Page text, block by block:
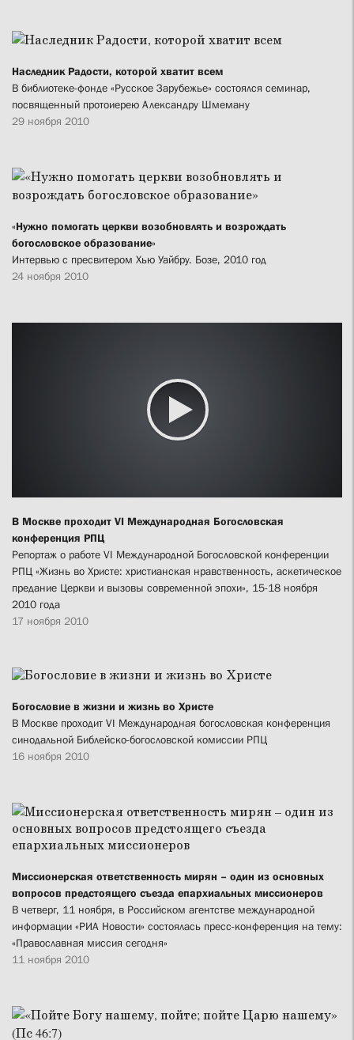
Наследник Радости, которой хватит всем
В библиотеке-фонде «Русское Зарубежье» состоялся семинар,
посвященный протоиерею Александру Шмеману
29 ноября 2010
«Нужно помогать церкви возобновлять и возрождать
богословское образование»
Интервью с пресвитером Хью Уайбру. Бозе, 2010 год
24 ноября 2010
В Москве проходит VI Международная Богословская
конференция РПЦ
Репортаж о работе VI Международной Богословской конференции
РПЦ «Жизнь во Христе: христианская нравственность, аскетическое
предание Церкви и вызовы современной эпохи», 15-18 ноября
2010 года
17 ноября 2010
Богословие в жизни и жизнь во Христе
В Москве проходит VI Международная богословская конференция
синодальной Библейско-богословской комиссии РПЦ
16 ноября 2010
Миссионерская ответственность мирян – один из основных
вопросов предстоящего съезда епархиальных миссионеров
В четверг, 11 ноября, в Российском агентстве международной
информации «РИА Новости» состоялась пресс-конференция на тему:
«Православная миссия сегодня»
11 ноября 2010